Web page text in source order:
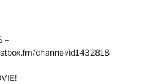
–
channel/id1432818
–